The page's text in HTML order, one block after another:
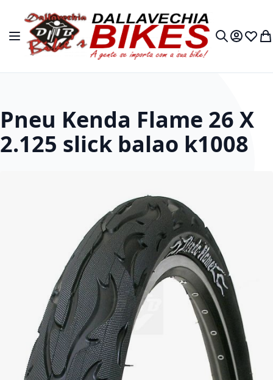
Pular para o conteúdo
Alternar Nav Minha
Lista
Pneu Kenda Flame 26 X
2.125 slick balao k1008